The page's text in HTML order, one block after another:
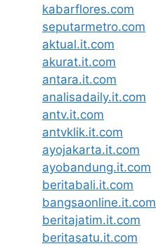
kabarflores.com
seputarmetro.com
aktual.it.com
akurat.it.com
antara.it.com
analisadaily.it.com
antv.it.com
antvklik.it.com
ayojakarta.it.com
ayobandung.it.com
beritabali.it.com
bangsaonline.it.com
beritajatim.it.com
beritasatu.it.com